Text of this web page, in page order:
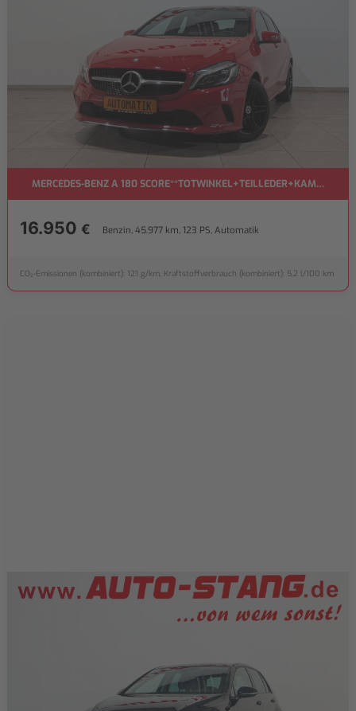
MERCEDES-BENZ A 180
16.950 € Benzin, 45.977 km, 123 PS, Automatik
CO₂-Emissionen (kombiniert): 121 g/km, Kraftstoffverbrauch (kombiniert): 5,2 l/100 km